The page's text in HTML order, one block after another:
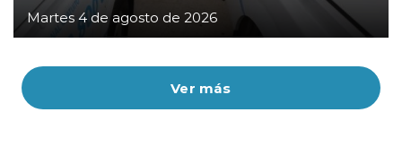
Ver más
Martes 4 de agosto de 2026